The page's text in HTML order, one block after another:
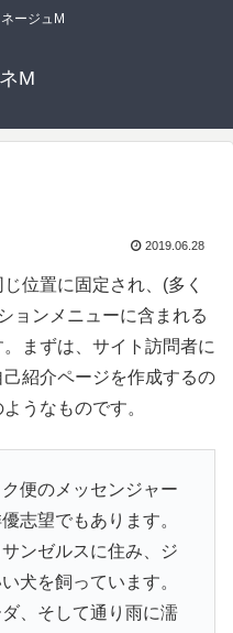
ージュM
M
2019.06.28
位置に固定され、(多く
ョンメニューに含まれる
まずは、サイト訪問者に
紹介ページを作成するの
うなものです。
便のメッセンジャー
志望でもあります。
ンゼルスに住み、ジ
犬を飼っています。
、そして通り雨に濡